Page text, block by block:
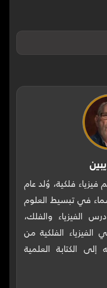
فلكية، وُلد عام
في تبسيط العلوم
الفيزياء والفلك،
الفلكية من
إلى الكتابة العلمية